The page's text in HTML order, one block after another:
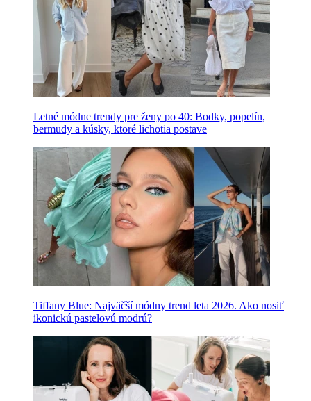
Letné módne trendy pre ženy po 40: Bodky, popelín,
bermudy a kúsky, ktoré lichotia postave
Tiffany Blue: Najväčší módny trend leta 2026. Ako nosiť
ikonickú pastelovú modrú?